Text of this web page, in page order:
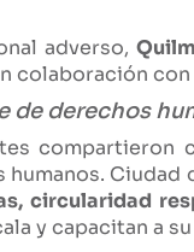
adverso,
colaboración
de derechos
Ciudad
circularidad
y capacitan a